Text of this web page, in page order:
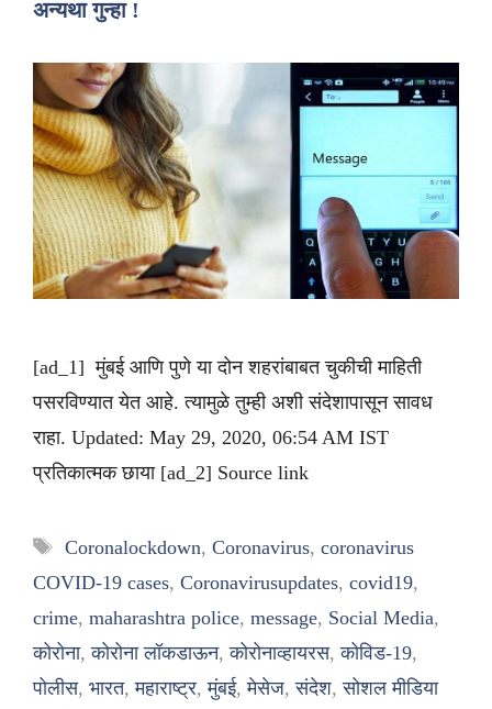
अन्यथा गुन्हा !
[ad_1] मुंबई आणि पुणे या दोन शहरांबाबत चुकीची माहिती
पसरविण्यात येत आहे. त्यामुळे तुम्ही अशी संदेशापासून सावध
राहा. Updated: May 29, 2020, 06:54 AM IST
प्रतिकात्मक छाया [ad_2] Source link
Tags
Coronalockdown, Coronavirus, coronavirus
COVID-19 cases, Coronavirusupdates, covid19,
crime, maharashtra police, message, Social Media,
कोरोना,कोरोना लॉकडाऊन,कोरोनाव्हायरस,कोविड-19,
पोलीस, भारत,महाराष्ट्र,मुंबई,मेसेज,संदेश,सोशल मीडिया